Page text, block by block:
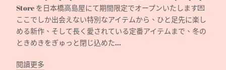
Store を日本橋高島屋にて期間限定でオープンいたします💌
ここでしか出会えない特別なアイテムから、ひと足先に楽し
める新作、そして長く愛されている定番アイテムまで、冬の
ときめきをぎゅっと閉じ込めた...
閱讀更多